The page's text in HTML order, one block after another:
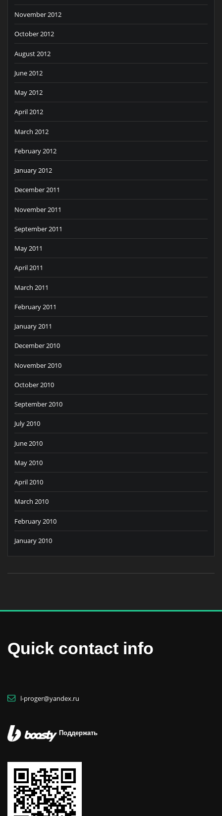
November 2012
October 2012
August 2012
June 2012
May 2012
April 2012
March 2012
February 2012
January 2012
December 2011
November 2011
September 2011
May 2011
April 2011
March 2011
February 2011
January 2011
December 2010
November 2010
October 2010
September 2010
July 2010
June 2010
May 2010
April 2010
March 2010
February 2010
January 2010
Quick contact info
l-proger@yandex.ru
Поддержать